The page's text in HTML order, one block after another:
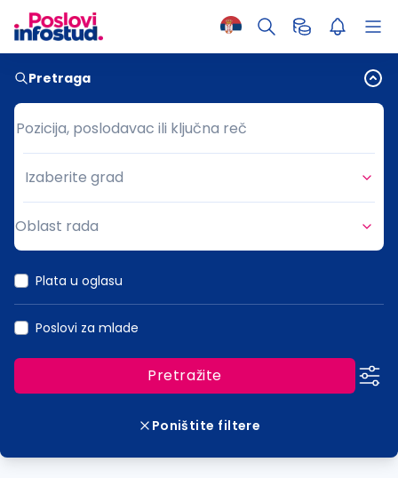
Pretraga
Pozicija, poslodavac ili ključna reč
Pozicija, poslodavac ili ključna reč
Grad
Izaberite grad
Oblast rada
Plata u oglasu
Poslovi za mlade
Pretražite
Poništite filtere